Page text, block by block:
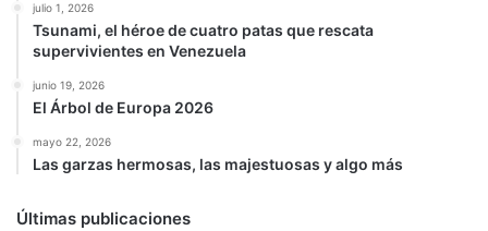
julio 1, 2026
Tsunami, el héroe de cuatro patas que rescata
supervivientes en Venezuela
junio 19, 2026
El Árbol de Europa 2026
mayo 22, 2026
Las garzas hermosas, las majestuosas y algo más
Últimas publicaciones